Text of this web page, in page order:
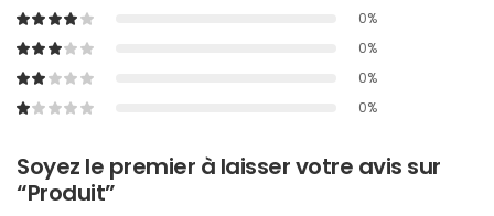
0%
0%
0%
0%
Soyez le premier à laisser votre avis sur
“Produit”